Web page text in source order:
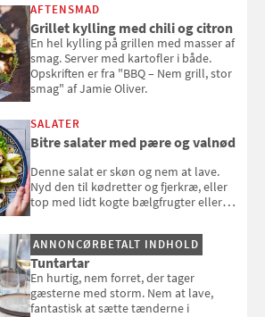
AFTENSMAD
Grillet kylling med chili og citron
En hel kylling på grillen med masser af
smag. Server med kartofler i både.
Opskriften er fra "BBQ – Nem grill, stor
smag" af Jamie Oliver.
SALATER
Bitre salater med pære og valnød
Denne salat er skøn og nem at lave.
Nyd den til kødretter og fjerkræ, eller
top med lidt kogte bælgfrugter eller
selvstændigt måltid. Opskriften er fra
Louisa Lorangs kogebog "Salat".
ANNONCØRBETALT INDHOLD
Tuntartar
En hurtig, nem forret, der tager
gæsterne med storm. Nem at lave,
fantastisk at sætte tænderne i